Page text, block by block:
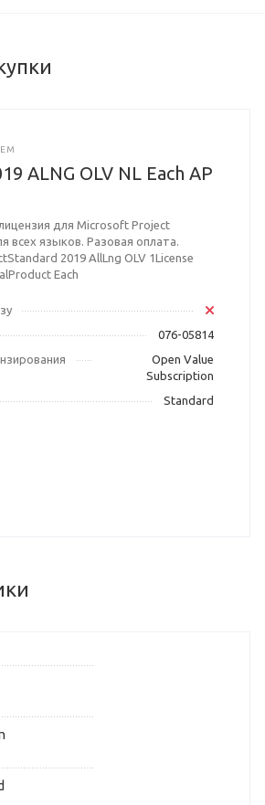
ALNG OLV NL Each AP
для Microsoft Project
всех языков. Разовая оплата.
2019 AllLng OLV 1License
Each
076-05814
Open Value
Subscription
Standard